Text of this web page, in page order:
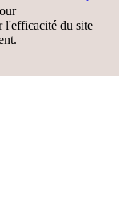
l'efficacité du site